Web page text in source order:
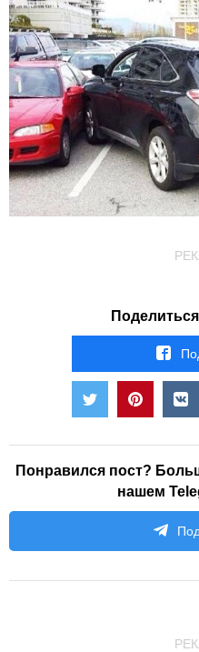
Понравился пост?
нашем